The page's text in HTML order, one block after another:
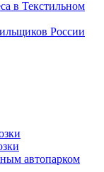
в Текстильном
России
автопарком